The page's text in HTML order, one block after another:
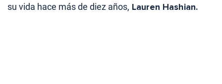
su vida hace más de diez años, Lauren Hashian.